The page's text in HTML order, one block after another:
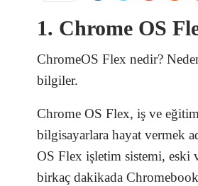
1. Chrome OS
ChromeOS Flex nedir?
bilgiler.
Chrome OS Flex, iş ve
bilgisayarlara hayat vermek
OS Flex işletim sistemi, eski
birkaç dakikada